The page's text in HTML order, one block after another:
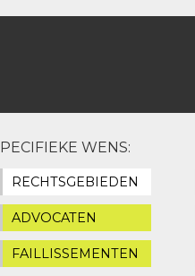
WENS:
RECHTSGEBIEDEN
ADVOCATEN
FAILLISSEMENTEN